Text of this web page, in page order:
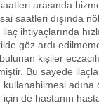
arasında
saatleri dışında
ihtiyaçlarında
göz ardı
kişiler
Bu sayede
adına
de hastanın